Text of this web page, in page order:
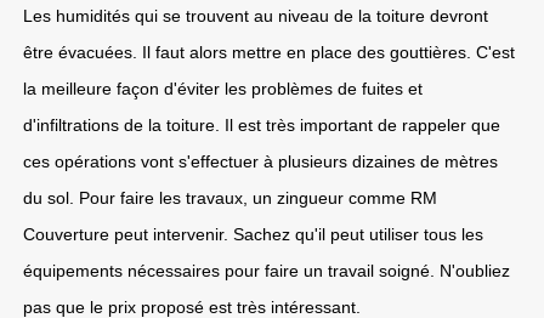
Les humidités qui se trouvent au niveau de la toiture devront
être évacuées. Il faut alors mettre en place des gouttières. C'est
la meilleure façon d'éviter les problèmes de fuites et
d'infiltrations de la toiture. Il est très important de rappeler que
ces opérations vont s'effectuer à plusieurs dizaines de mètres
du sol. Pour faire les travaux, un zingueur comme RM
Couverture peut intervenir. Sachez qu'il peut utiliser tous les
équipements nécessaires pour faire un travail soigné. N'oubliez
pas que le prix proposé est très intéressant.